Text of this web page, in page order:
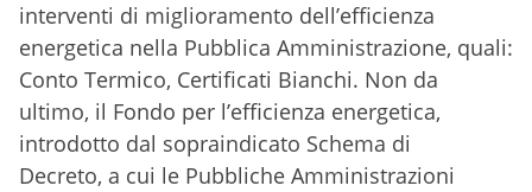
interventi di miglioramento dell’efficienza
energetica nella Pubblica Amministrazione, quali:
Conto Termico, Certificati Bianchi. Non da
ultimo, il Fondo per l’efficienza energetica,
introdotto dal sopraindicato Schema di
Decreto, a cui le Pubbliche Amministrazioni